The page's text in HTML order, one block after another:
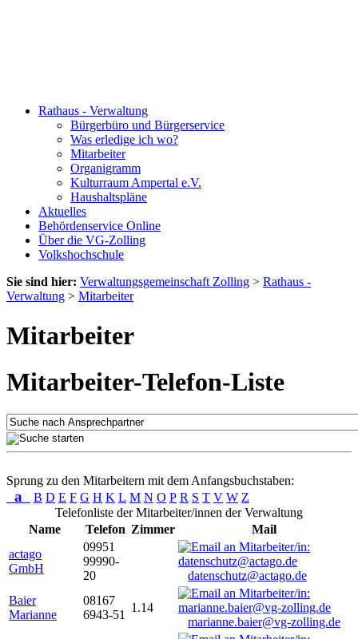
Rathaus - Verwaltung
Bürgerbüro und Bürgerservice
Was erledige ich wo?
Mitarbeiter
Organigramm
Kulturraum Ampertal e.V.
Haushaltspläne
Aktuelles
Behördenservice Online
Über die VG-Zolling
Volkshochschule
Sie sind hier: Verwaltungsgemeinschaft Zolling > Rathaus -
Verwaltung > Mitarbeiter
Mitarbeiter
Mitarbeiter-Telefon-Liste
Sprung zu den Mitarbeitern mit dem Anfangsbuchstaben:
a B D E F G H K L M N O P R S T V W Z
Telefonliste der Mitarbeiter/innen der Verwaltung
Name
Telefon Zimmer
Mail
actago
GmbH
09951
99990-
20
datenschutz@actago.de
Baier
Marianne
08167
6943-51
1.14
marianne.baier@vg-zolling.de